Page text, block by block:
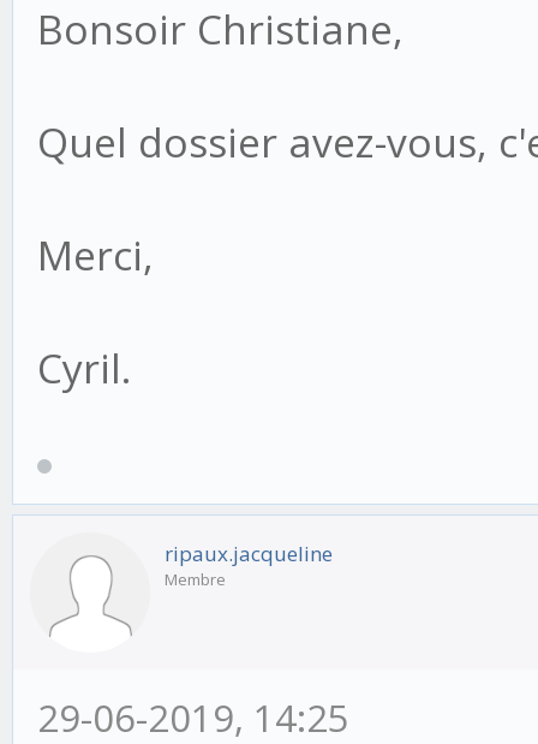
Bonsoir Christiane,
Quel dossier avez-vous,
Merci,
Cyril.
ripaux.jacqueline
Membre
29-06-2019, 14:25